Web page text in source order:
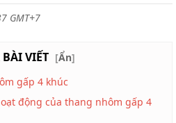
GMT+7
VIẾT [Ẩn]
gấp 4 khúc
động của thang nhôm gấp 4